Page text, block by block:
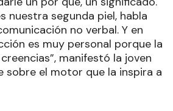
nuestra segunda piel, habla
no verbal. Y en
es muy personal porque la
manifestó la joven
sobre el motor que la inspira a